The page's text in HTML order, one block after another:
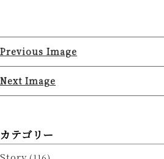
Previous Image
Next Image
カテゴリー